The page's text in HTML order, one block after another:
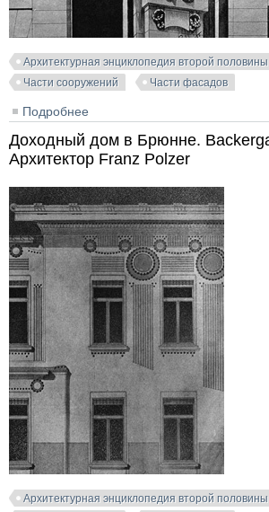
Архитектурная энциклопедия второй половины
Части сооружений
Части фасадов
Подробнее
Доходный дом в Брюнне.
Архитектор Franz Polzer
Архитектурная энциклопедия второй половины